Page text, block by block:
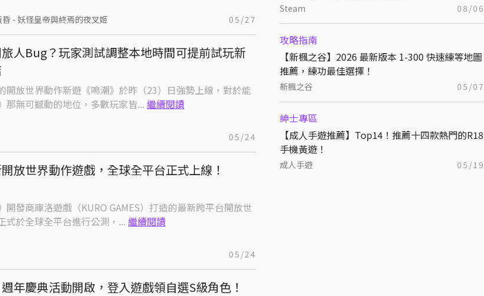
Steam 08/06
攻略指南
【新楓之谷】2026 最新版本 1-300 快速練等地圖
推薦，練功最佳選擇！
新楓之谷 05/07
紳士專區
【成人手遊推薦】Top14！推薦十四款熱門的R18
手機黃遊！
成人手遊 05/19
- 妖怪皇帝與終焉的夜叉姬 05/27
旅人Bug？玩家測試調整本地時間可提前試玩新
開放世界動作新遊《鳴潮》於昨（23）日強勢上線，對於能
那無可撼動的地位，多數玩家皆... 繼續閱讀
05/24
開放世界動作遊戲，全球全平台正式上線！
開發商庫洛遊戲（KURO GAMES）打造的最新跨平台開放世
式於全球全平台進行公測，... 繼續閱讀
05/24
週年慶典活動開啟，登入遊戲領自選S級角色！